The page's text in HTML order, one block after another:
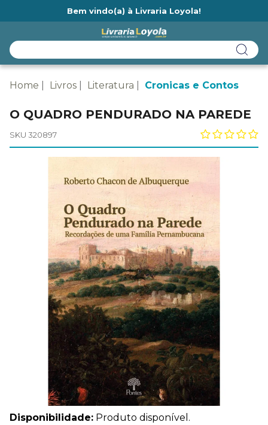
Bem vindo(a) à Livraria Loyola!
Home Livros Literatura Cronicas e Contos
O QUADRO PENDURADO NA PAREDE
SKU 320897
Disponibilidade: Produto disponível.